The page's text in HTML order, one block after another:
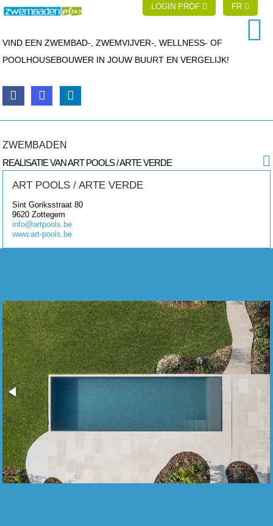
LOGIN PROF FR
VIND EEN ZWEMBAD-, ZWEMVIJVER-, WELLNESS- OF
POOLHOUSEBOUWER IN JOUW BUURT EN VERGELIJK!
ZWEMBADEN
REALISATIE VAN ART POOLS / ARTE VERDE
ART POOLS / ARTE VERDE
Sint Goriksstraat 80
9620 Zottegem
info@artpools.be
www.art-pools.be